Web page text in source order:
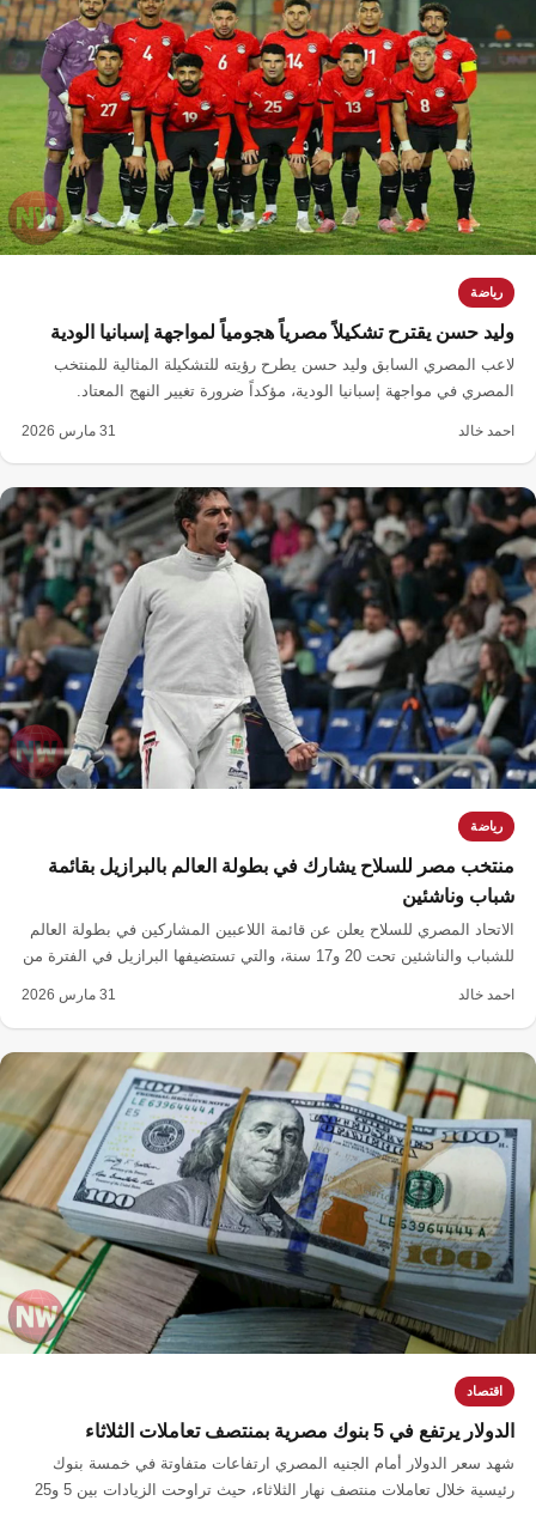
رياضة
وليد حسن يقترح تشكيلاً مصرياً هجومياً لمواجهة إسبانيا الودية
لاعب المصري السابق وليد حسن يطرح رؤيته للتشكيلة المثالية للمنتخب
المصري في مواجهة إسبانيا الودية، مؤكداً ضرورة تغيير النهج المعتاد.
احمد خالد 31 مارس 2026
رياضة
منتخب مصر للسلاح يشارك في بطولة العالم بالبرازيل بقائمة
شباب وناشئين
الاتحاد المصري للسلاح يعلن عن قائمة اللاعبين المشاركين في بطولة العالم
للشباب والناشئين تحت 20 و17 سنة، والتي تستضيفها البرازيل في الفترة من
احمد خالد 31 مارس 2026
اقتصاد
الدولار يرتفع في 5 بنوك مصرية بمنتصف تعاملات الثلاثاء
شهد سعر الدولار أمام الجنيه المصري ارتفاعات متفاوتة في خمسة بنوك
رئيسية خلال تعاملات منتصف نهار الثلاثاء، حيث تراوحت الزيادات بين 5 و25